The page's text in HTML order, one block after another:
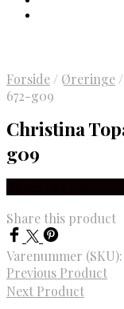
Forside / Øreringe /
672-g09
Christina
g09
Share this product
Varenummer (SKU):
Previous Product
Next Product